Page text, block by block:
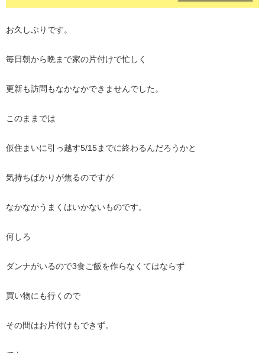
お久しぶりです。
毎日朝から晩まで家の片付けで忙しく
更新も訪問もなかなかできませんでした。
このままでは
仮住まいに引っ越す5/15までに終わるんだろうかと
気持ちばかりが焦るのですが
なかなかうまくはいかないものです。
何しろ
ダンナがいるので3食ご飯を作らなくてはならず
買い物にも行くので
その間はお片付けもできず。